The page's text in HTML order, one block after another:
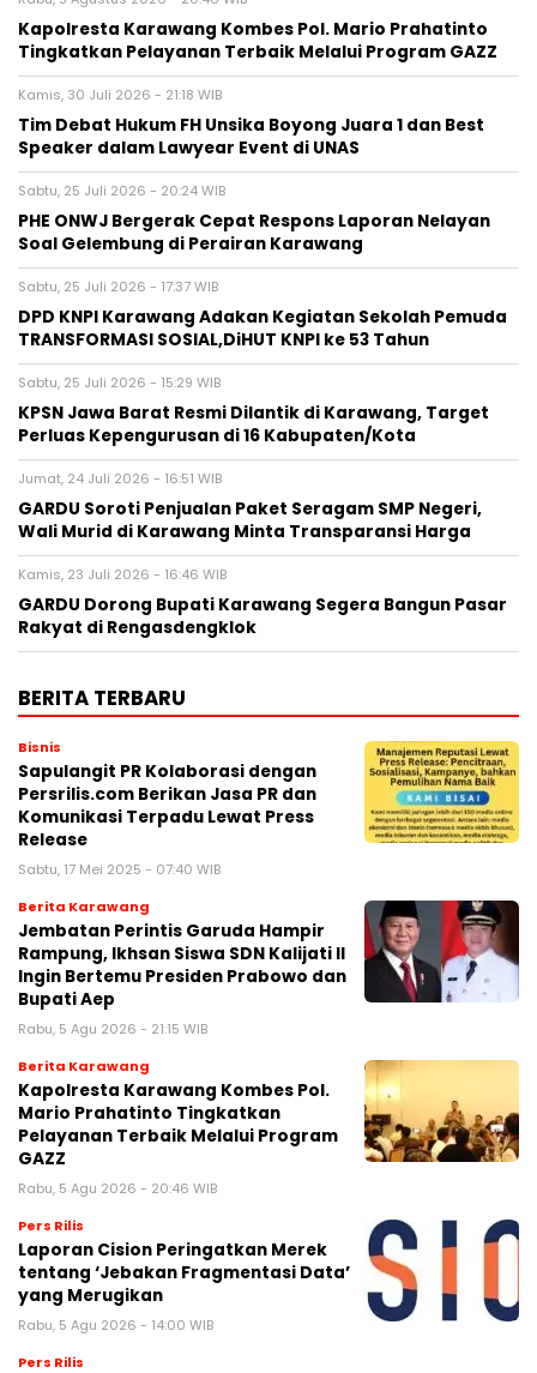
Kapolresta Karawang Kombes Pol. Mario Prahatinto
Tingkatkan Pelayanan Terbaik Melalui Program GAZZ
Kamis, 30 Juli 2026 - 21:18 WIB
​Tim Debat Hukum FH Unsika Boyong Juara 1 dan Best
Speaker dalam Lawyear Event di UNAS
Sabtu, 25 Juli 2026 - 20:24 WIB
PHE ONWJ Bergerak Cepat Respons Laporan Nelayan
Soal Gelembung di Perairan Karawang
Sabtu, 25 Juli 2026 - 17:37 WIB
DPD KNPI Karawang Adakan Kegiatan Sekolah Pemuda
TRANSFORMASI SOSIAL,DiHUT KNPI ke 53 Tahun
Sabtu, 25 Juli 2026 - 15:29 WIB
KPSN Jawa Barat Resmi Dilantik di Karawang, Target
Perluas Kepengurusan di 16 Kabupaten/Kota
Jumat, 24 Juli 2026 - 16:51 WIB
GARDU Soroti Penjualan Paket Seragam SMP Negeri,
Wali Murid di Karawang Minta Transparansi Harga
Kamis, 23 Juli 2026 - 16:46 WIB
GARDU Dorong Bupati Karawang Segera Bangun Pasar
Rakyat di Rengasdengklok
BERITA TERBARU
Bisnis
Sapulangit PR Kolaborasi dengan
Persrilis.com Berikan Jasa PR dan
Komunikasi Terpadu Lewat Press
Release
Sabtu, 17 Mei 2025 - 07:40 WIB
Berita Karawang
Jembatan Perintis Garuda Hampir
Rampung, Ikhsan Siswa SDN Kalijati II
Ingin Bertemu Presiden Prabowo dan
Bupati Aep
Rabu, 5 Agu 2026 - 21:15 WIB
Berita Karawang
Kapolresta Karawang Kombes Pol.
Mario Prahatinto Tingkatkan
Pelayanan Terbaik Melalui Program
GAZZ
Rabu, 5 Agu 2026 - 20:46 WIB
Pers Rilis
Laporan Cision Peringatkan Merek
tentang ‘Jebakan Fragmentasi Data’
yang Merugikan
Rabu, 5 Agu 2026 - 14:00 WIB
Pers Rilis